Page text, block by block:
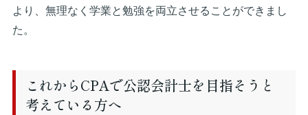
より、無理なく学業と勉強を両立させることができまし
た。
これからCPAで公認会計士を目指そうと
考えている方へ